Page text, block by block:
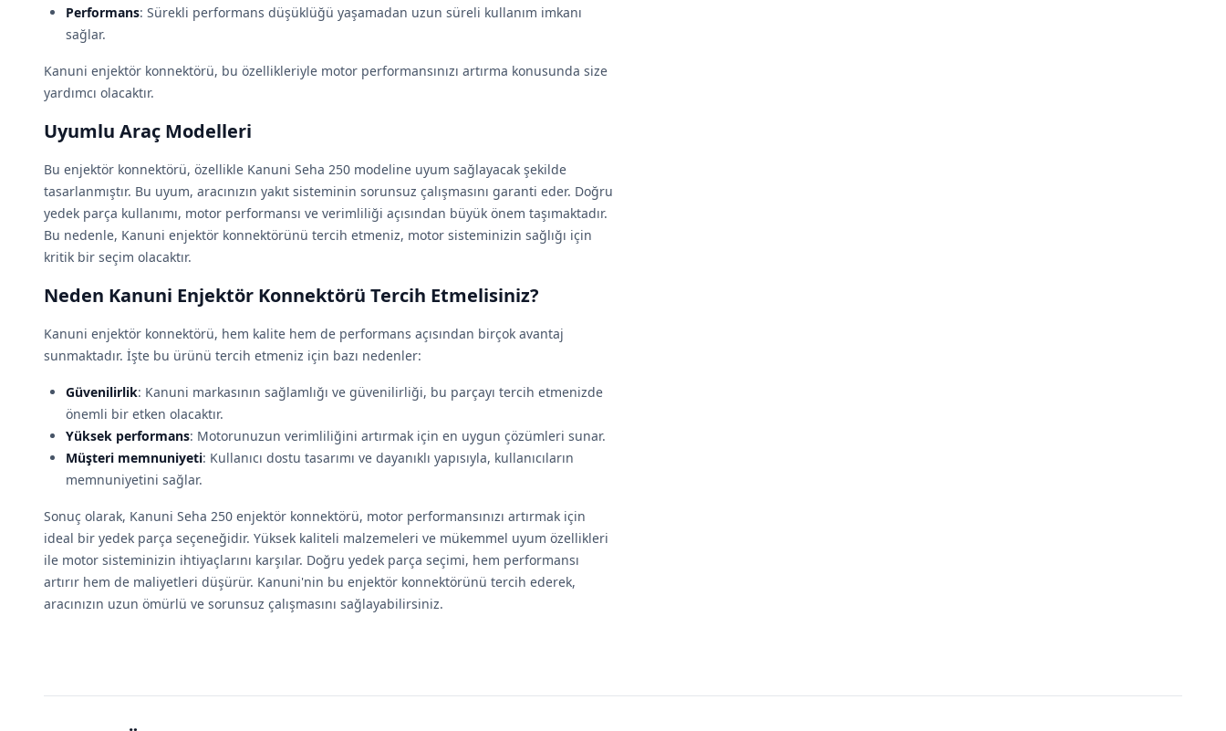
Performans: Sürekli performans düşüklüğü yaşamadan uzun süreli kullanım imkanı
sağlar.
Kanuni enjektör konnektörü, bu özellikleriyle motor performansınızı artırma konusunda size
yardımcı olacaktır.
Uyumlu Araç Modelleri
Bu enjektör konnektörü, özellikle Kanuni Seha 250 modeline uyum sağlayacak şekilde
tasarlanmıştır. Bu uyum, aracınızın yakıt sisteminin sorunsuz çalışmasını garanti eder. Doğru
yedek parça kullanımı, motor performansı ve verimliliği açısından büyük önem taşımaktadır.
Bu nedenle, Kanuni enjektör konnektörünü tercih etmeniz, motor sisteminizin sağlığı için
kritik bir seçim olacaktır.
Neden Kanuni Enjektör Konnektörü Tercih Etmelisiniz?
Kanuni enjektör konnektörü, hem kalite hem de performans açısından birçok avantaj
sunmaktadır. İşte bu ürünü tercih etmeniz için bazı nedenler:
Güvenilirlik: Kanuni markasının sağlamlığı ve güvenilirliği, bu parçayı tercih etmenizde
önemli bir etken olacaktır.
Yüksek performans: Motorunuzun verimliliğini artırmak için en uygun çözümleri sunar.
Müşteri memnuniyeti: Kullanıcı dostu tasarımı ve dayanıklı yapısıyla, kullanıcıların
memnuniyetini sağlar.
Sonuç olarak, Kanuni Seha 250 enjektör konnektörü, motor performansınızı artırmak için
ideal bir yedek parça seçeneğidir. Yüksek kaliteli malzemeleri ve mükemmel uyum özellikleri
ile motor sisteminizin ihtiyaçlarını karşılar. Doğru yedek parça seçimi, hem performansı
artırır hem de maliyetleri düşürür. Kanuni'nin bu enjektör konnektörünü tercih ederek,
aracınızın uzun ömürlü ve sorunsuz çalışmasını sağlayabilirsiniz.